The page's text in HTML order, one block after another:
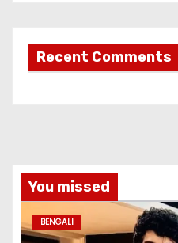
Recent Comments
You missed
BENGALI